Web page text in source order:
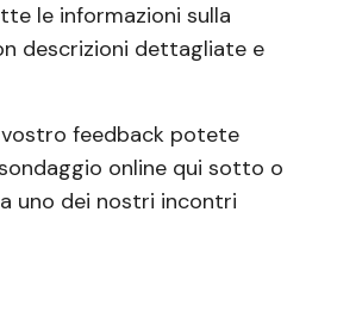
le informazioni sulla
descrizioni dettagliate e
vostro feedback potete
online qui sotto o
uno dei nostri incontri